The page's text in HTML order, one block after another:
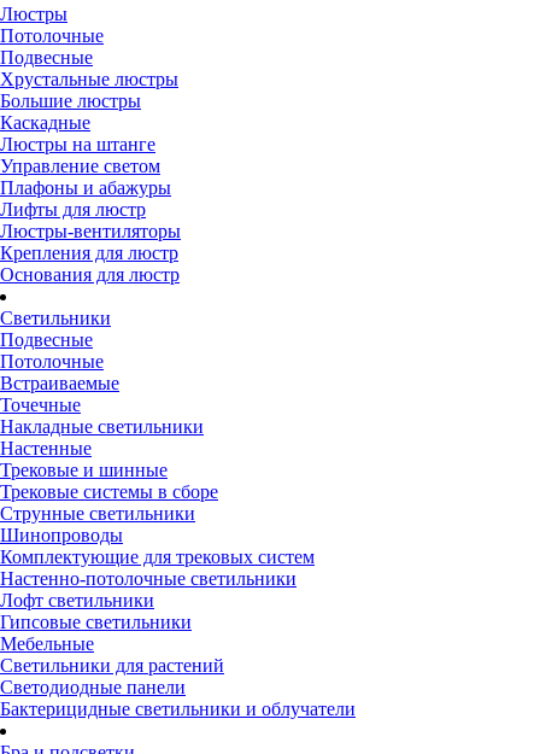
Люстры
Потолочные
Подвесные
Хрустальные люстры
Большие люстры
Каскадные
Люстры на штанге
Управление светом
Плафоны и абажуры
Лифты для люстр
Люстры-вентиляторы
Крепления для люстр
Основания для люстр
Светильники
Подвесные
Потолочные
Встраиваемые
Точечные
Накладные светильники
Настенные
Трековые и шинные
Трековые системы в сборе
Струнные светильники
Шинопроводы
Комплектующие для трековых систем
Настенно-потолочные светильники
Лофт светильники
Гипсовые светильники
Мебельные
Светильники для растений
Светодиодные панели
Бактерицидные светильники и облучатели